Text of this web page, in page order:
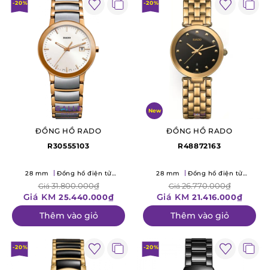
-20%
ĐỒNG HỒ RADO
R30555103
28 mm
Đồng hồ điện tử
Giá31.800.000₫
Giá KM 25.440.000₫
Thêm vào giỏ
-20%
New
ĐỒNG HỒ RADO
R48872163
28 mm
Đồng hồ điện tử
Giá26.770.000₫
Giá KM 21.416.000₫
Thêm vào giỏ
-20% -20%